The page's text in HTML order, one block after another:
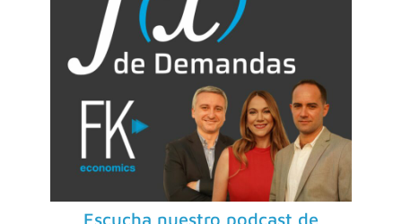
Escucha nuestro podcast de